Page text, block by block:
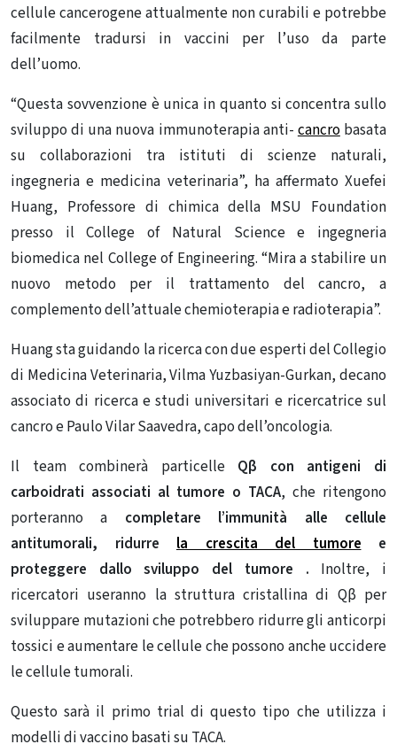
cellule cancerogene attualmente non curabili e potrebbe
facilmente tradursi in vaccini per l’uso da parte
dell’uomo.
“Questa sovvenzione è unica in quanto si concentra sullo
sviluppo di una nuova immunoterapia anti-cancrobasata
su collaborazioni tra istituti di scienze naturali,
ingegneria e medicina veterinaria”, ha affermato Xuefei
Huang, Professore di chimica della MSU Foundation
presso il College of Natural Science e ingegneria
biomedica nel College of Engineering. “Mira a stabilire un
nuovo metodo per il trattamento del cancro, a
complemento dell’attuale chemioterapia e radioterapia”.
Huang sta guidando la ricerca con due esperti del Collegio
di Medicina Veterinaria, Vilma Yuzbasiyan-Gurkan, decano
associato di ricerca e studi universitari e ricercatrice sul
cancro e Paulo Vilar Saavedra, capo dell’oncologia.
Il team combinerà particelleQβ con antigeni di
carboidrati associati al tumore o TACA, che ritengono
porteranno a completare l’immunità alle cellule
antitumorali, ridurre la crescita del tumoree
proteggere dallo sviluppo del tumore . Inoltre, i
ricercatori useranno la struttura cristallina di Qβ per
sviluppare mutazioni che potrebbero ridurre gli anticorpi
tossici e aumentare le cellule che possono anche uccidere
le cellule tumorali.
Questo sarà il primo trial di questo tipo che utilizza i
modelli di vaccino basati su TACA.